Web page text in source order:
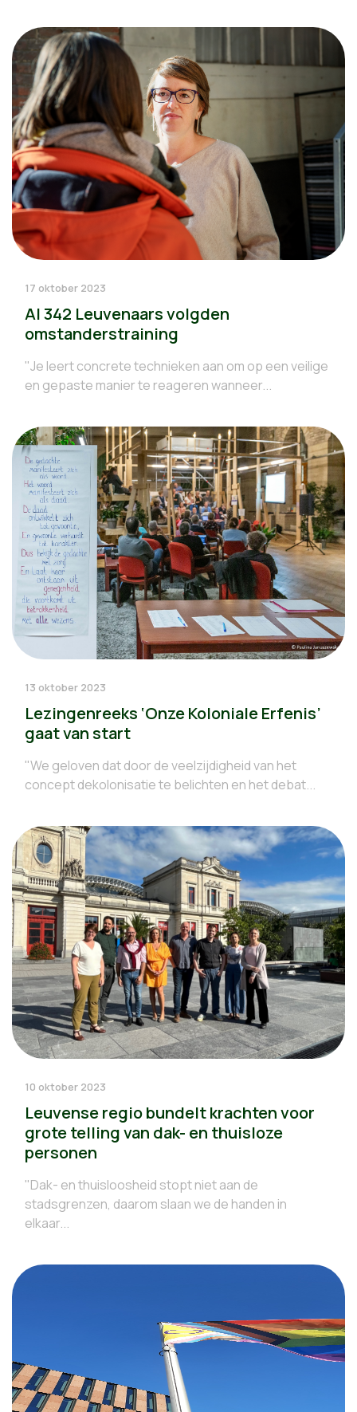
17 oktober 2023
Al 342 Leuvenaars volgden
omstanderstraining
"Je leert concrete technieken aan om op een veilige
en gepaste manier te reageren wanneer...
13 oktober 2023
Lezingenreeks ‘Onze Koloniale Erfenis’
gaat van start
"We geloven dat door de veelzijdigheid van het
concept dekolonisatie te belichten en het debat...
10 oktober 2023
Leuvense regio bundelt krachten voor
grote telling van dak- en thuisloze
personen
"Dak- en thuisloosheid stopt niet aan de
stadsgrenzen, daarom slaan we de handen in
elkaar...